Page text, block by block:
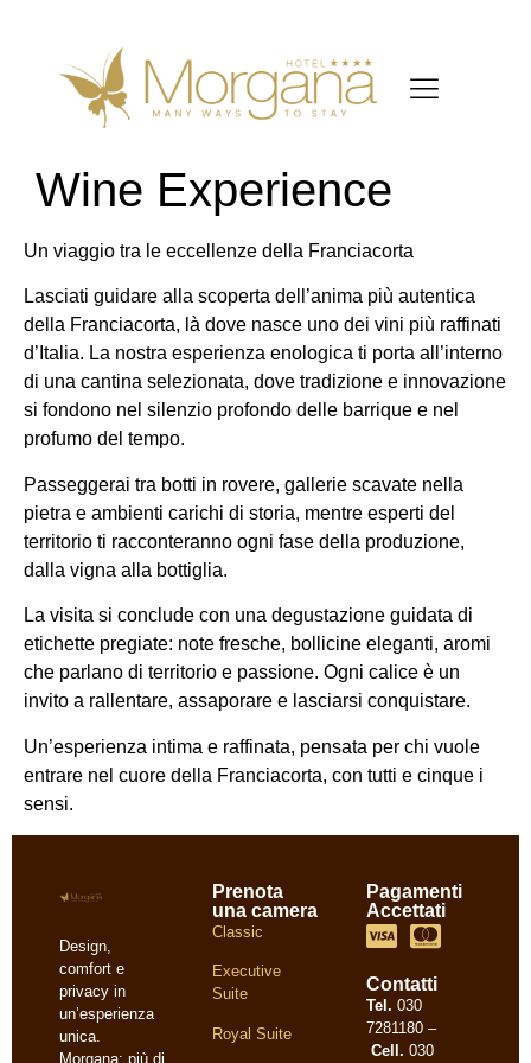
Wine Experience
Un viaggio tra le eccellenze della Franciacorta
Lasciati guidare alla scoperta dell’anima più autentica
della Franciacorta, là dove nasce uno dei vini più raffinati
d’Italia. La nostra esperienza enologica ti porta all’interno
di una cantina selezionata, dove tradizione e innovazione
si fondono nel silenzio profondo delle barrique e nel
profumo del tempo.
Passeggerai tra botti in rovere, gallerie scavate nella
pietra e ambienti carichi di storia, mentre esperti del
territorio ti racconteranno ogni fase della produzione,
dalla vigna alla bottiglia.
La visita si conclude con una degustazione guidata di
etichette pregiate: note fresche, bollicine eleganti, aromi
che parlano di territorio e passione. Ogni calice è un
invito a rallentare, assaporare e lasciarsi conquistare.
Un’esperienza intima e raffinata, pensata per chi vuole
entrare nel cuore della Franciacorta, con tutti e cinque i
sensi.
Design,
comfort e
privacy in
un’esperienza
unica.
Morgana: più di
Prenota
una camera
Classic
Executive
Suite
Royal Suite
Pagamenti
Accettati
Contatti
Tel. 030
7281180 –
Cell. 030